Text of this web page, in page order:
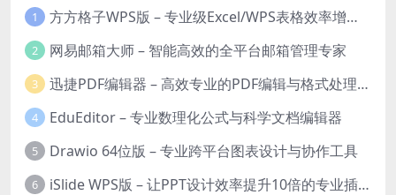
1 方方格子WPS版 – 专业级Excel/WPS表格效率增强插件
2 网易邮箱大师 – 智能高效的全平台邮箱管理专家
3 迅捷PDF编辑器 – 高效专业的PDF编辑与格式处理工具
4 EduEditor – 专业数理化公式与科学文档编辑器
5 Drawio 64位版 – 专业跨平台图表设计与协作工具
6 iSlide WPS版 – 让PPT设计效率提升10倍的专业插件